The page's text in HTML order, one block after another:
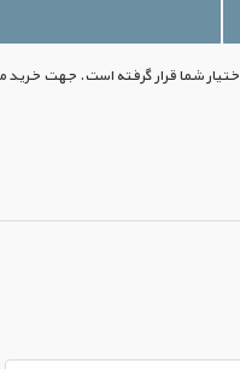
اختیار شما قرار گرفته است. جهت خرید